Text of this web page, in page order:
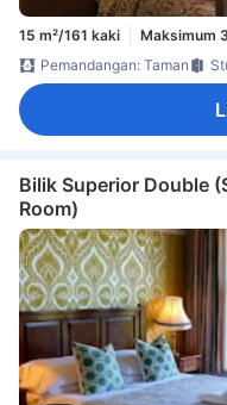
15 m²/161 kaki Maksimum
Pemandangan: Taman
Bilik Superior Double
Room)